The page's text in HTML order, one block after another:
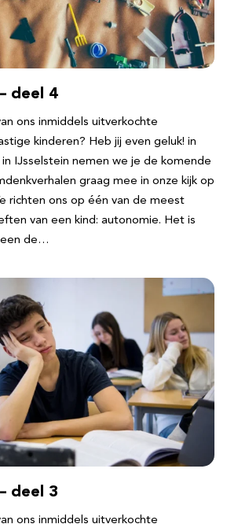
deel 4
ons inmiddels uitverkochte
kinderen? Heb jij even geluk! in
IJsselstein nemen we je de komende
graag mee in onze kijk op
richten ons op één van de meest
van een kind: autonomie. Het is
de…
deel 3
ons inmiddels uitverkochte